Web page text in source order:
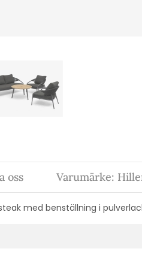
med benställning i
oss Varumärke: